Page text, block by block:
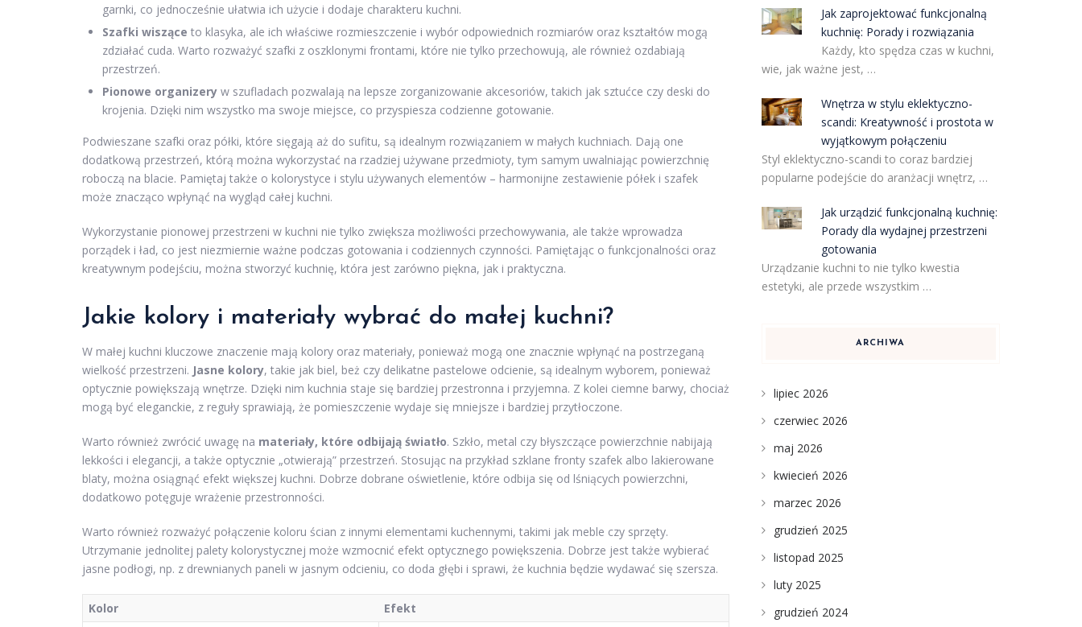
garnki, co jednocześnie ułatwia ich użycie i dodaje charakteru kuchni.
Szafki wiszące to klasyka, ale ich właściwe rozmieszczenie i wybór odpowiednich rozmiarów oraz kształtów mogą
zdziałać cuda. Warto rozważyć szafki z oszklonymi frontami, które nie tylko przechowują, ale również ozdabiają
przestrzeń.
Pionowe organizery w szufladach pozwalają na lepsze zorganizowanie akcesoriów, takich jak sztućce czy deski do
krojenia. Dzięki nim wszystko ma swoje miejsce, co przyspiesza codzienne gotowanie.
Podwieszane szafki oraz półki, które sięgają aż do sufitu, są idealnym rozwiązaniem w małych kuchniach. Dają one
dodatkową przestrzeń, którą można wykorzystać na rzadziej używane przedmioty, tym samym uwalniając powierzchnię
roboczą na blacie. Pamiętaj także o kolorystyce i stylu używanych elementów – harmonijne zestawienie półek i szafek
może znacząco wpłynąć na wygląd całej kuchni.
Wykorzystanie pionowej przestrzeni w kuchni nie tylko zwiększa możliwości przechowywania, ale także wprowadza
porządek i ład, co jest niezmiernie ważne podczas gotowania i codziennych czynności. Pamiętając o funkcjonalności oraz
kreatywnym podejściu, można stworzyć kuchnię, która jest zarówno piękna, jak i praktyczna.
Jakie kolory i materiały wybrać do małej kuchni?
W małej kuchni kluczowe znaczenie mają kolory oraz materiały, ponieważ mogą one znacznie wpłynąć na postrzeganą
wielkość przestrzeni. Jasne kolory, takie jak biel, beż czy delikatne pastelowe odcienie, są idealnym wyborem, ponieważ
optycznie powiększają wnętrze. Dzięki nim kuchnia staje się bardziej przestronna i przyjemna. Z kolei ciemne barwy, chociaż
mogą być eleganckie, z reguły sprawiają, że pomieszczenie wydaje się mniejsze i bardziej przytłoczone.
Warto również zwrócić uwagę na materiały, które odbijają światło. Szkło, metal czy błyszczące powierzchnie nabijają
lekkości i elegancji, a także optycznie „otwierają” przestrzeń. Stosując na przykład szklane fronty szafek albo lakierowane
blaty, można osiągnąć efekt większej kuchni. Dobrze dobrane oświetlenie, które odbija się od lśniących powierzchni,
dodatkowo potęguje wrażenie przestronności.
Warto również rozważyć połączenie koloru ścian z innymi elementami kuchennymi, takimi jak meble czy sprzęty.
Utrzymanie jednolitej palety kolorystycznej może wzmocnić efekt optycznego powiększenia. Dobrze jest także wybierać
jasne podłogi, np. z drewnianych paneli w jasnym odcieniu, co doda głębi i sprawi, że kuchnia będzie wydawać się szersza.
Kolor
Efekt
Jak zaprojektować funkcjonalną
kuchnię: Porady i rozwiązania
Każdy, kto spędza czas w kuchni,
wie, jak ważne jest, …
Wnętrza w stylu eklektyczno-
scandi: Kreatywność i prostota w
wyjątkowym połączeniu
Styl eklektyczno-scandi to coraz bardziej
popularne podejście do aranżacji wnętrz, …
Jak urządzić funkcjonalną kuchnię:
Porady dla wydajnej przestrzeni
gotowania
Urządzanie kuchni to nie tylko kwestia
estetyki, ale przede wszystkim …
ARCHIWA
lipiec 2026
czerwiec 2026
maj 2026
kwiecień 2026
marzec 2026
grudzień 2025
listopad 2025
luty 2025
grudzień 2024